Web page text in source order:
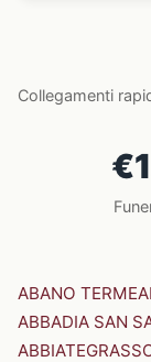
Collegamenti
ABANO TERME
ABBADIA SAN